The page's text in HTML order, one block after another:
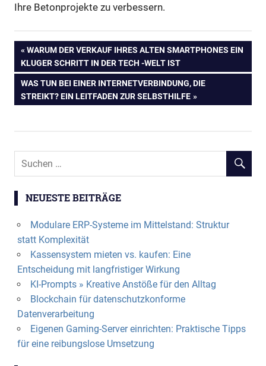
Ihre Betonprojekte zu verbessern.
Beitragsnavigation
VORHERIGER
BEITRAG:
WARUM DER VERKAUF IHRES ALTEN SMARTPHONES EIN
KLUGER SCHRITT IN DER TECH -WELT IST
NÄCHSTER
BEITRAG:
WAS TUN BEI EINER INTERNETVERBINDUNG, DIE
STREIKT? EIN LEITFADEN ZUR SELBSTHILFE
NEUESTE BEITRÄGE
Modulare ERP-Systeme im Mittelstand: Struktur
statt Komplexität
Kassensystem mieten vs. kaufen: Eine
Entscheidung mit langfristiger Wirkung
KI-Prompts » Kreative Anstöße für den Alltag
Blockchain für datenschutzkonforme
Datenverarbeitung
Eigenen Gaming-Server einrichten: Praktische Tipps
für eine reibungslose Umsetzung